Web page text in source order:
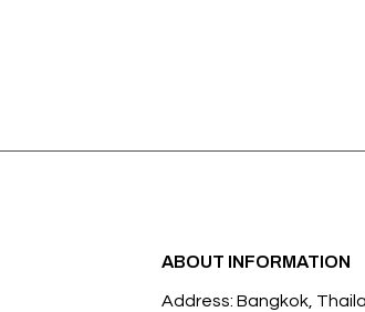
ABOUT INFORMATION
Address: Bangkok,